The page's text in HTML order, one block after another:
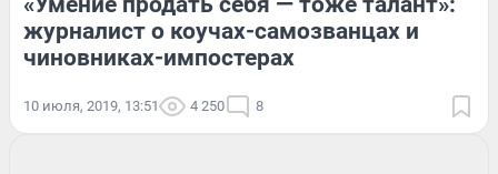
журналист о коучах-самозванцах и
чиновниках-импостерах
10 июля, 2019, 13:51 4 250 8